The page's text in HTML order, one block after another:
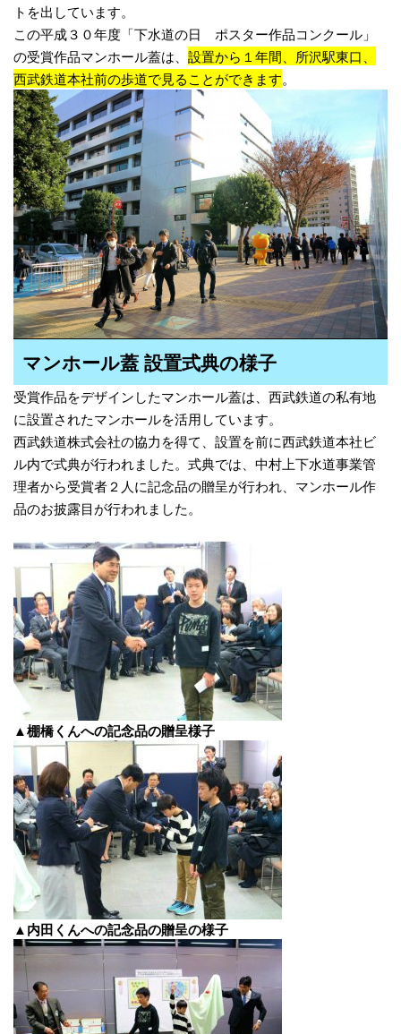
トを出しています。
この平成３０年度「下水道の日 ポスター作品コンクール」
の受賞作品マンホール蓋は、 設置から１年間、所沢駅東口、
西武鉄道本社前の歩道で見ることができます。
マンホール蓋 設置式典の様子
受賞作品をデザインしたマンホール蓋は、西武鉄道の私有地
に設置されたマンホールを活用しています。
西武鉄道株式会社の協力を得て、設置を前に西武鉄道本社ビ
ル内で式典が行われました。式典では、中村上下水道事業管
理者から受賞者２人に記念品の贈呈が行われ、マンホール作
品のお披露目が行われました。
▲棚橋くんへの記念品の贈呈様子
▲内田くんへの記念品の贈呈の様子